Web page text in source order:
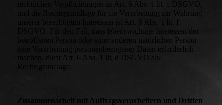
und die Rechtsgrundlage für die Verarbeitung zur Wahrung
unserer berechtigten Interessen ist Art. 6 Abs. 1 lit. f
DSGVO. Für den Fall, dass lebenswichtige Interessen der
betroffenen Person oder einer anderen natürlichen Person
eine Verarbeitung personenbezogener Daten erforderlich
machen, dient Art. 6 Abs. 1 lit. d DSGVO als
Rechtsgrundlage.
Zusammenarbeit mit Auftragsverarbeitern und Dritten